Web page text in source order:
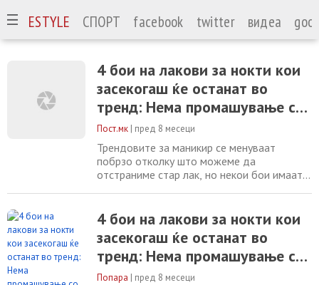
LIFESTYLE СПОРТ facebook twitter видеа
4 бои на лакови за нокти кои
засекогаш ќе останат во
тренд: Нема промашување со
нив
Пост.мк | пред 8 месеци
Трендовите за маникир се менуваат
побрзо отколку што можеме да
отстраниме стар лак, но некои бои имаат
TikTok. Ова се нијансите што преживеале
сè, од мат завршетоци до хромирани
прскања, и сè уште стојат како симболи на
стил, едноставност и самодоверба. Во
4 бои на лакови за нокти кои
засекогаш ќе останат во
тренд: Нема промашување со
нив
Попара | пред 8 месеци